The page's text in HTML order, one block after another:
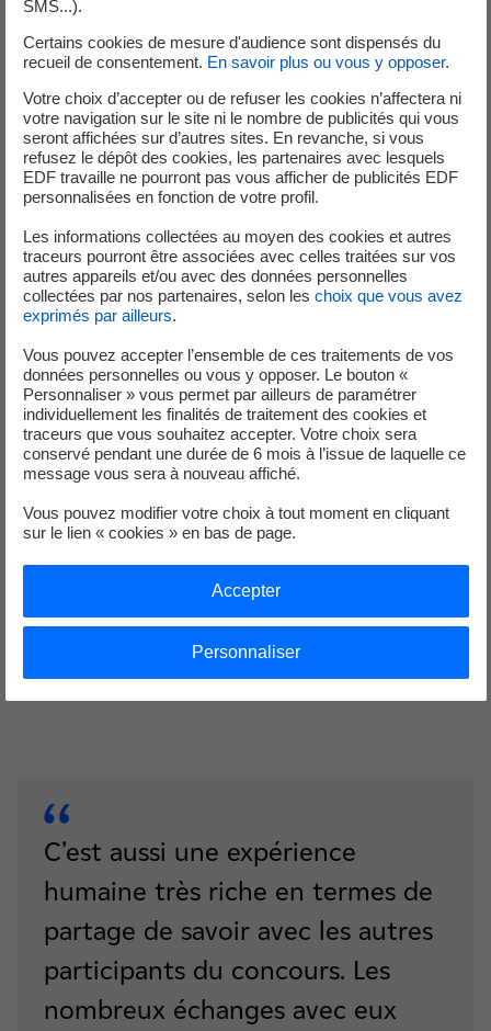
tombait à point, car la date du
concours coïncidait avec le début
de la rédaction de mon manuscrit
de thèse ! J’ai particulièrement
apprécié travailler sur la
propos sans effacer notre
discours. Pour cela, j’ai laissé ma
choisi de peindre une vague
gigantesque arrivant sur une ville
de manière un peu floue afin
référence dans mon discours.
Doctorante à la R&D d'EDF
C’est aussi une expérience
humaine très riche en termes de
partage de savoir avec les autres
participants du concours. Les
nombreux échanges avec eux
SMS...).
Certains cookies de mesure d'audience sont dispensés du
recueil de consentement. En savoir plus ou vous y opposer.
Votre choix d’accepter ou de refuser les cookies n’affectera ni
votre navigation sur le site ni le nombre de publicités qui vous
seront affichées sur d’autres sites. En revanche, si vous
refusez le dépôt des cookies, les partenaires avec lesquels
EDF travaille ne pourront pas vous afficher de publicités EDF
personnalisées en fonction de votre profil.
Les informations collectées au moyen des cookies et autres
traceurs pourront être associées avec celles traitées sur vos
autres appareils et/ou avec des données personnelles
collectées par nos partenaires, selon les choix que vous avez
exprimés par ailleurs.
Vous pouvez accepter l’ensemble de ces traitements de vos
données personnelles ou vous y opposer. Le bouton «
Personnaliser » vous permet par ailleurs de paramétrer
individuellement les finalités de traitement des cookies et
traceurs que vous souhaitez accepter. Votre choix sera
conservé pendant une durée de 6 mois à l’issue de laquelle ce
message vous sera à nouveau affiché.
Vous pouvez modifier votre choix à tout moment en cliquant
sur le lien « cookies » en bas de page.
Personnaliser
Accepter